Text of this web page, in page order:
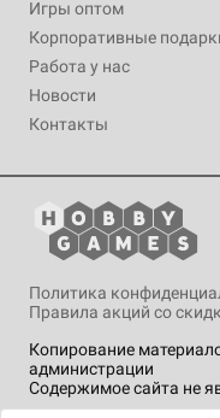
Игры оптом
Корпоративные
Работа у нас
Новости
Контакты
Копирование
администрации
Содержимое сайта не
Политика
Правила акций со